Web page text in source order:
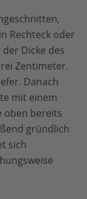
Rechteck oder
Dicke des
Zentimeter.
Danach
mit einem
oben bereits
gründlich
sich